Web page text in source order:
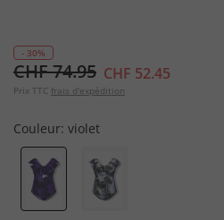
- 30%
CHF 74.95 CHF 52.45
Prix TTC frais d'expédition
Couleur: violet